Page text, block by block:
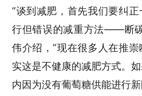
“谈到减肥，首先我们要纠
行但错误的减重方法——断
伟介绍，“现在很多人在推
实这是不健康的减肥方式。
内因为没有葡萄糖供能进行